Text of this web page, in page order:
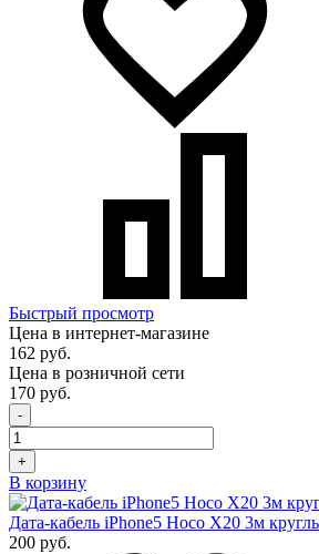
Быстрый просмотр
Цена в интернет-магазине
162 руб.
Цена в розничной сети
170 руб.
-
+
В корзину
Дата-кабель iPhone5 Hoco X20 3м
200 руб.